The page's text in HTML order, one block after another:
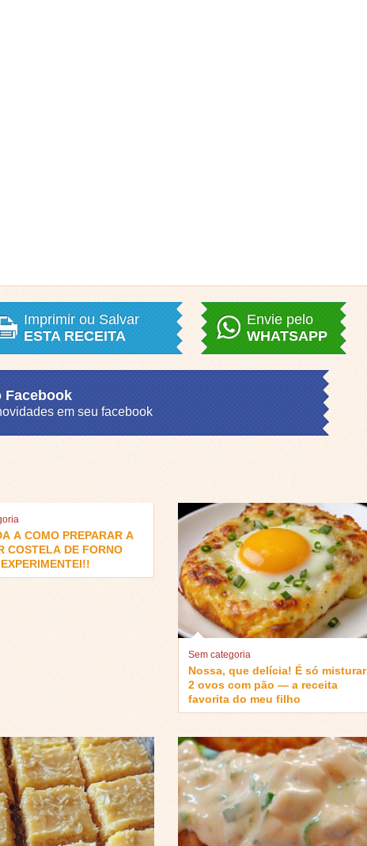
Imprimir ou Salvar
ESTA RECEITA
Envie pelo
WHATSAPP
Facebook
em seu facebook
A COMO PREPARAR A
COSTELA DE FORNO
Sem categoria
Nossa, que delícia! É só misturar
2 ovos com pão — a receita
favorita do meu filho